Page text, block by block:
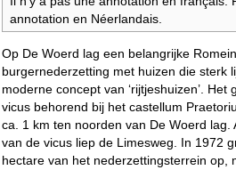
annotation en Néerlandais.
Op De Woerd lag een belangrijke
burgernederzetting met huizen die sterk
moderne concept van ‘rijtjeshuizen’. Het
vicus behorend bij het castellum
ca. 1 km ten noorden van De Woerd lag.
van de vicus liep de Limesweg. In 1972
hectare van het nederzettingsterrein op,